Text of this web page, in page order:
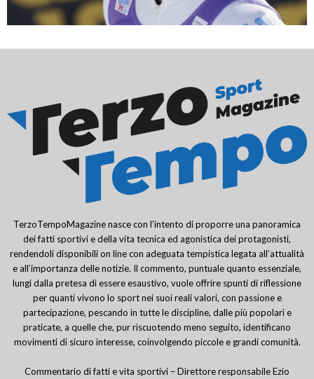
TerzoTempoMagazine nasce con l’intento di proporre una panoramica
dei fatti sportivi e della vita tecnica ed agonistica dei protagonisti,
rendendoli disponibili on line con adeguata tempistica legata all’attualità
e all’importanza delle notizie. Il commento, puntuale quanto essenziale,
lungi dalla pretesa di essere esaustivo, vuole offrire spunti di riflessione
per quanti vivono lo sport nei suoi reali valori, con passione e
partecipazione, pescando in tutte le discipline, dalle più popolari e
praticate, a quelle che, pur riscuotendo meno seguito, identificano
movimenti di sicuro interesse, coinvolgendo piccole e grandi comunità.
Commentario di fatti e vita sportivi – Direttore responsabile Ezio